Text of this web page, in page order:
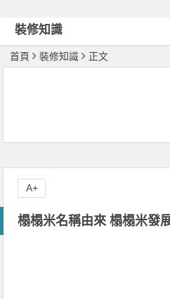
裝修知識
首頁 裝修知識 正文
榻榻米名稱由來 榻榻米發
A+